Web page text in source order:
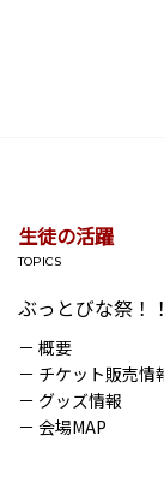
生徒の活躍
TOPICS
ぶっとびな祭！！
－ 概要
－ チケット販売情
－ グッズ情報
－ 会場MAP